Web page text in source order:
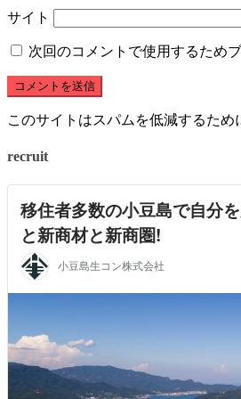
サイト
次回のコメントで使用するため
このサイトはスパムを低減するため
recruit